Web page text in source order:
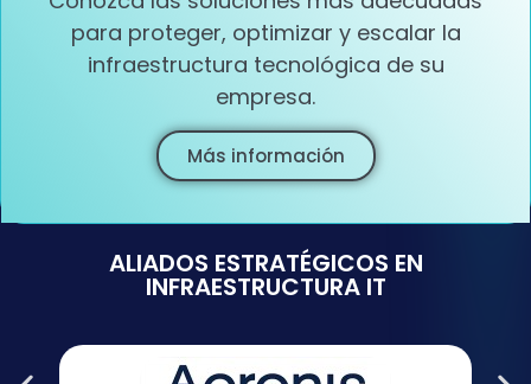
para proteger, optimizar y escalar la
infraestructura tecnológica de su
empresa.
Más información
ALIADOS ESTRATÉGICOS EN
INFRAESTRUCTURA IT